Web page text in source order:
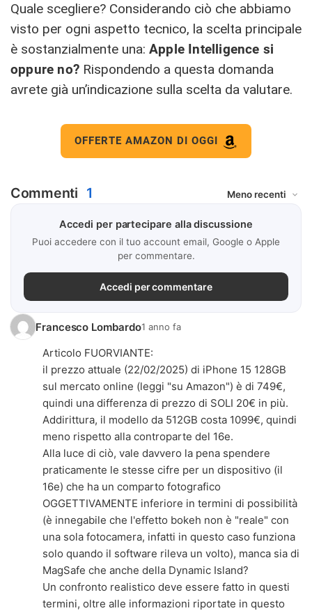
Quale scegliere? Considerando ciò che abbiamo
visto per ogni aspetto tecnico, la scelta principale
è sostanzialmente una: Apple Intelligence si
oppure no? Rispondendo a questa domanda
avrete già un’indicazione sulla scelta da valutare.
OFFERTE AMAZON DI OGGI
Commenti 1
Accedi per partecipare alla discussione
Puoi accedere con il tuo account email, Google o Apple
per commentare.
Accedi per commentare
Francesco Lombardo1 anno fa
Articolo FUORVIANTE:
il prezzo attuale (22/02/2025) di iPhone 15 128GB
sul mercato online (leggi "su Amazon") è di 749€,
quindi una differenza di prezzo di SOLI 20€ in più.
Addirittura, il modello da 512GB costa 1099€, quindi
meno rispetto alla controparte del 16e.
Alla luce di ciò, vale davvero la pena spendere
praticamente le stesse cifre per un dispositivo (il
16e) che ha un comparto fotografico
OGGETTIVAMENTE inferiore in termini di possibilità
(è innegabile che l'effetto bokeh non è "reale" con
una sola fotocamera, infatti in questo caso funziona
solo quando il software rileva un volto), manca sia di
MagSafe che anche della Dynamic Island?
Un confronto realistico deve essere fatto in questi
termini, oltre alle informazioni riportate in questo